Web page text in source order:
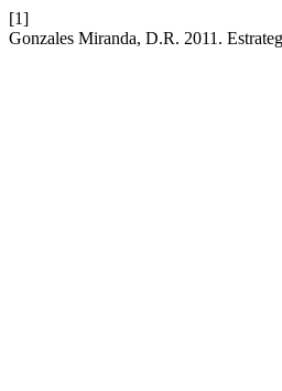
[1]
Gonzales Miranda, D.R. 2011.